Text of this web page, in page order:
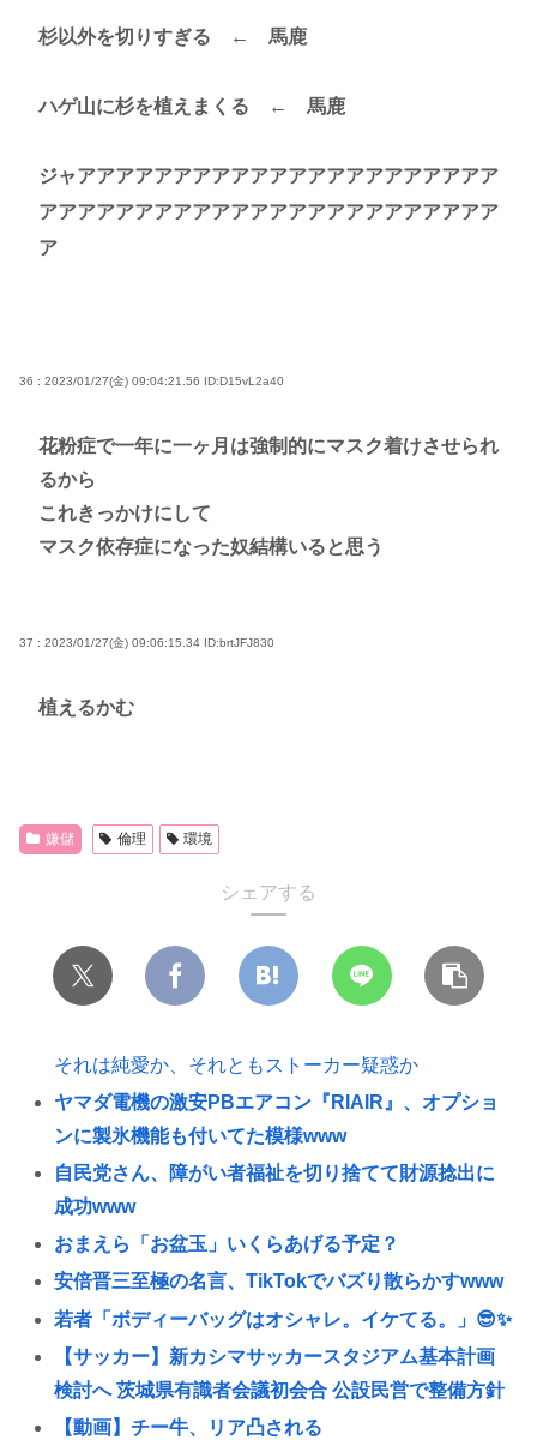
杉以外を切りすぎる ← 馬鹿
ハゲ山に杉を植えまくる ← 馬鹿
ジャアアアアアアアアアアアアアアアアアアアアアア
アアアアアアアアアアアアアアアアアアアアアアアア
ア
36 : 2023/01/27(金) 09:04:21.56 ID:D15vL2a40
花粉症で一年に一ヶ月は強制的にマスク着けさせられ
るから
これきっかけにして
マスク依存症になった奴結構いると思う
37 : 2023/01/27(金) 09:06:15.34 ID:brtJFJ830
植えるかむ
嫌儲 倫理 環境
シェアする
それは純愛か、それともストーカー疑惑か
ヤマダ電機の激安PBエアコン『RIAIR』、オプショ
ンに製氷機能も付いてた模様www
自民党さん、障がい者福祉を切り捨てて財源捻出に
成功www
おまえら「お盆玉」いくらあげる予定？
安倍晋三至極の名言、TikTokでバズり散らかすwww
若者「ボディーバッグはオシャレ。イケてる。」😎✨
【サッカー】新カシマサッカースタジアム基本計画
検討へ 茨城県有識者会議初会合 公設民営で整備方針
【動画】チー牛、リア凸される